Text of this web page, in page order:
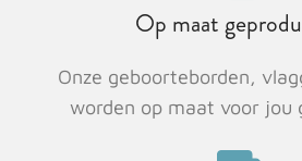
Op maat
Onze geboorteborden,
worden op maat voor jou